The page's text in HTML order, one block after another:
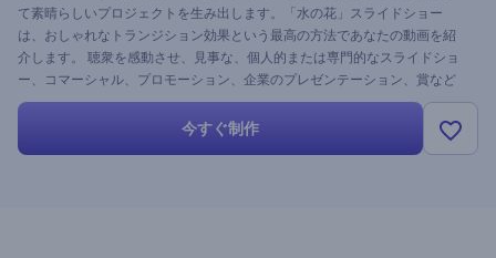
て素晴らしいプロジェクトを生み出します。「水の花」スライドショー
は、おしゃれなトランジション効果という最高の方法であなたの動画を紹
介します。 聴衆を感動させ、見事な、個人的または専門的なスライドショ
ー、コマーシャル、プロモーション、企業のプレゼンテーション、賞など
を作成しましょう。 想像力に任せてファイルをアップロードしてくださ
今すぐ制作